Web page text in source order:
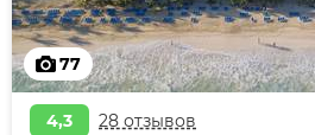
77
4,3 28 отзывов